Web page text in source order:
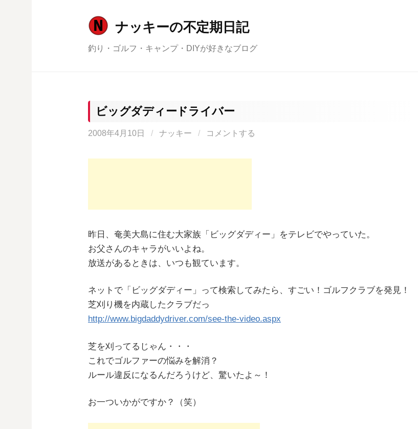
ナッキーの不定期日記
釣り・ゴルフ・キャンプ・DIYが好きなブログ
ビッグダディードライバー
2008年4月10日 / ナッキー / コメントする
昨日、奄美大島に住む大家族「ビッグダディー」をテレビでやっていた。
お父さんのキャラがいいよね。
放送があるときは、いつも観ています。
ネットで「ビッグダディー」って検索してみたら、すごい！ゴルフクラブを発見！
芝刈り機を内蔵したクラブだっ
http://www.bigdaddydriver.com/see-the-video.aspx
芝を刈ってるじゃん・・・
これでゴルファーの悩みを解消？
ルール違反になるんだろうけど、驚いたよ～！
お一ついかがですか？（笑）